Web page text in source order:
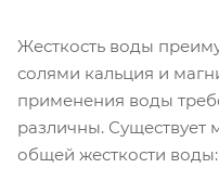
Жесткость воды
солями кальция и
применения воды
различны. Существует
общей жесткости воды: